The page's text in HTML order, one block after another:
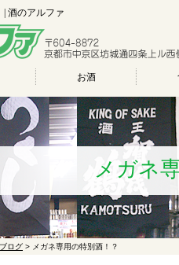
| 酒のアルファ
お酒
メガネ
ログ > メガネ専用の特別酒！？